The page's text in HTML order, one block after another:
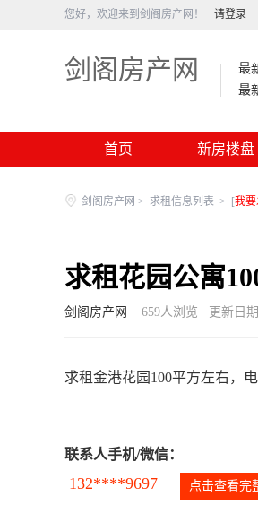
您好，欢迎来到剑阁房产网！ 请登录
剑阁房产网
最
最
首页 新房楼盘
剑阁房产网 > 求租信息列表 > [我
求租花园公寓
剑阁房产网 659人浏览 更新日
求租金港花园100平方左右，
联系人手机/微信：
132****9697 点击查看完